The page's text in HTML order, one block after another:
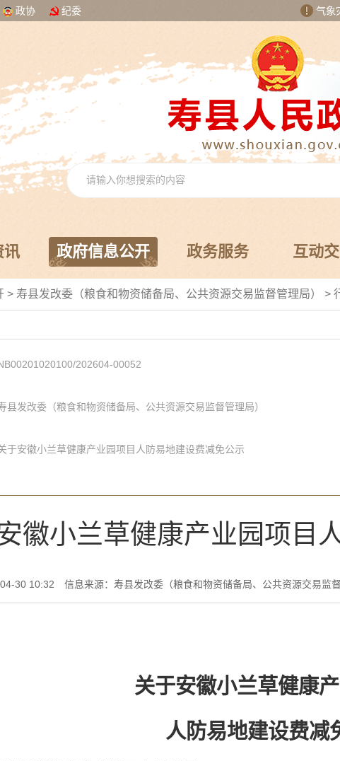
政协 纪委 气象
讯 政府信息公开 政务服务 互动
> 寿县发改委（粮食和物资储备局、公共资源交易监督管理局） >
202604-00052
县发改委（粮食和物资储备局、公共资源交易监督管理局）
于安徽小兰草健康产业园项目人防易地建设费减免公示
徽小兰草健康产业园项目
30 10:32 信息来源：寿县发改委（粮食和物资储备局、公共资源交易监督
关于安徽小兰草健康
人防易地建设费减